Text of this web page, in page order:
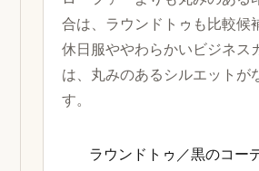
合は、ラウンドトゥも比較候
休日服ややわらかいビジネス
は、丸みのあるシルエットが
す。
ラウンドトゥ／黒のコー